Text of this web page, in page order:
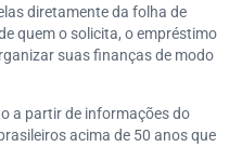
diretamente da folha de
quem o solicita, o empréstimo
suas finanças de modo
a partir de informações do
acima de 50 anos que